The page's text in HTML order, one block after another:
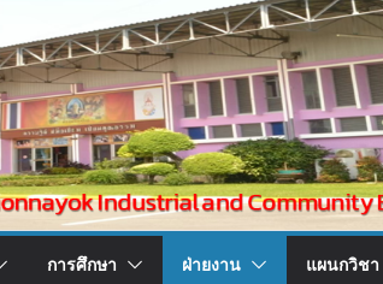
การศึกษา ฝ่ายงาน แผนกวิชา